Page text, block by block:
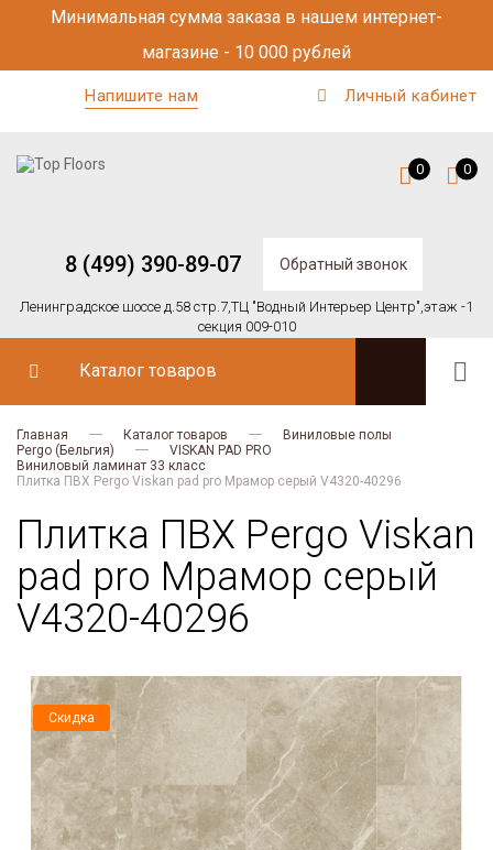
Минимальная сумма заказа в нашем интернет-
магазине - 10 000 рублей
Напишите нам Личный кабинет
8 (499) 390-89-07 Обратный звонок
Ленинградское шоссе д.58 стр.7,ТЦ "Водный Интерьер Центр",этаж -1
секция 009-010
0 0
Каталог товаров
Главная Каталог товаров
Виниловые полы
Pergo (Бельгия)
VISKAN PAD PRO
Виниловый ламинат 33 класс
Плитка ПВХ Pergo Viskan pad pro Мрамор серый V4320-40296
Плитка ПВХ Pergo Viskan
pad pro Мрамор серый
V4320-40296
Скидка